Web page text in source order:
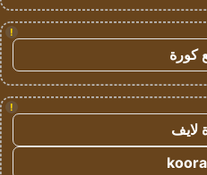
!
كورة
!
لايف